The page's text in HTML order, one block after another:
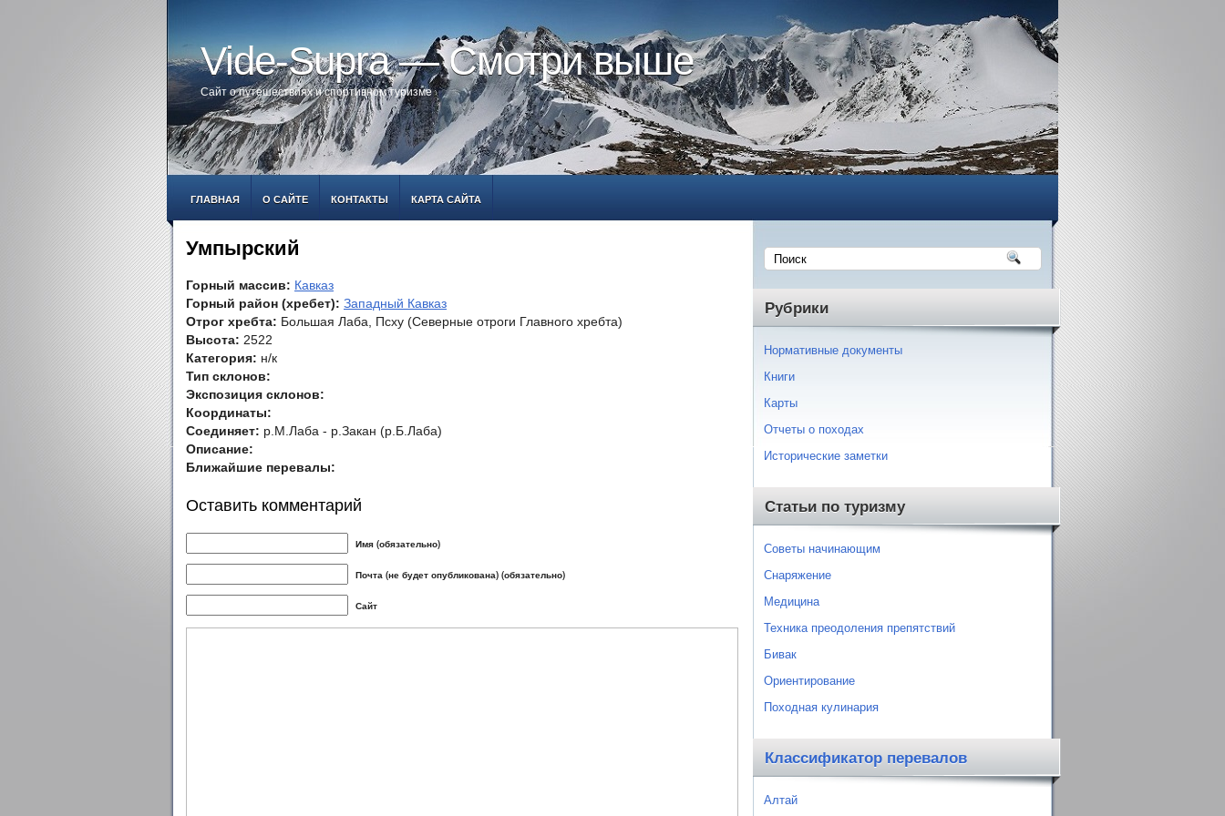
Vide-Supra — Смотри выше
Сайт о путешествиях и спортивном туризме
ГЛАВНАЯ О САЙТЕ КОНТАКТЫ КАРТА САЙТА
Умпырский
Горный массив: Кавказ
Горный район (хребет): Западный Кавказ
Отрог хребта: Большая Лаба, Псху (Северные отроги Главного хребта)
Высота: 2522
Категория: н/к
Тип склонов:
Экспозиция склонов:
Координаты:
Соединяет: р.М.Лаба - р.Закан (р.Б.Лаба)
Описание:
Ближайшие перевалы:
Оставить комментарий
Имя (обязательно)
Почта (не будет опубликована) (обязательно)
Сайт
Рубрики
Нормативные документы
Книги
Карты
Отчеты о походах
Исторические заметки
Статьи по туризму
Советы начинающим
Снаряжение
Медицина
Техника преодоления препятствий
Бивак
Ориентирование
Походная кулинария
Классификатор перевалов
Алтай